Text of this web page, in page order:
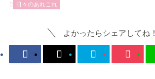
日々のあれこれ
よかったらシェアしてね！